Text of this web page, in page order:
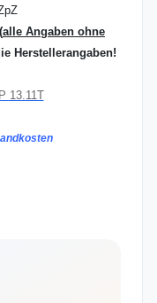
(alle Angaben ohne
Herstellerangaben!
13.11T